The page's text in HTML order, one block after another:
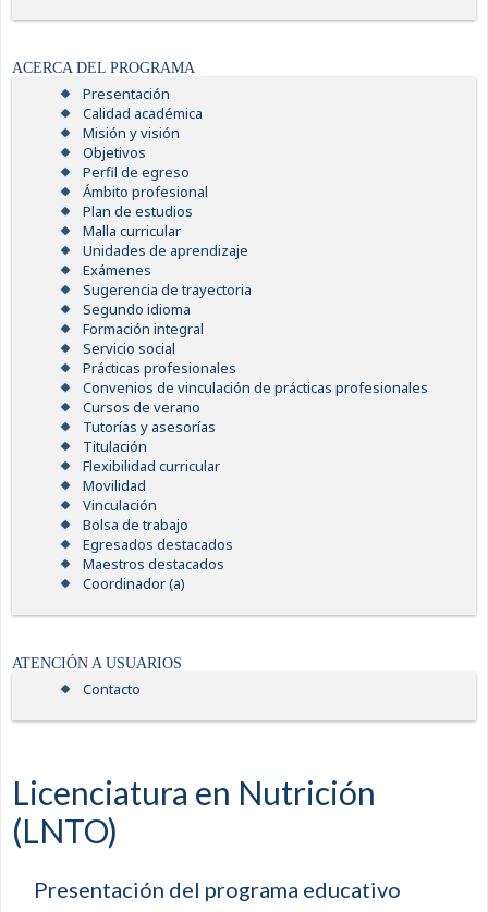
ACERCA DEL PROGRAMA
Presentación
Calidad académica
Misión y visión
Objetivos
Perfil de egreso
Ámbito profesional
Plan de estudios
Malla curricular
Unidades de aprendizaje
Exámenes
Sugerencia de trayectoria
Segundo idioma
Formación integral
Servicio social
Prácticas profesionales
Convenios de vinculación de prácticas profesionales
Cursos de verano
Tutorías y asesorías
Titulación
Flexibilidad curricular
Movilidad
Vinculación
Bolsa de trabajo
Egresados destacados
Maestros destacados
Coordinador (a)
ATENCIÓN A USUARIOS
Contacto
Licenciatura en Nutrición
(LNTO)
Presentación del programa educativo